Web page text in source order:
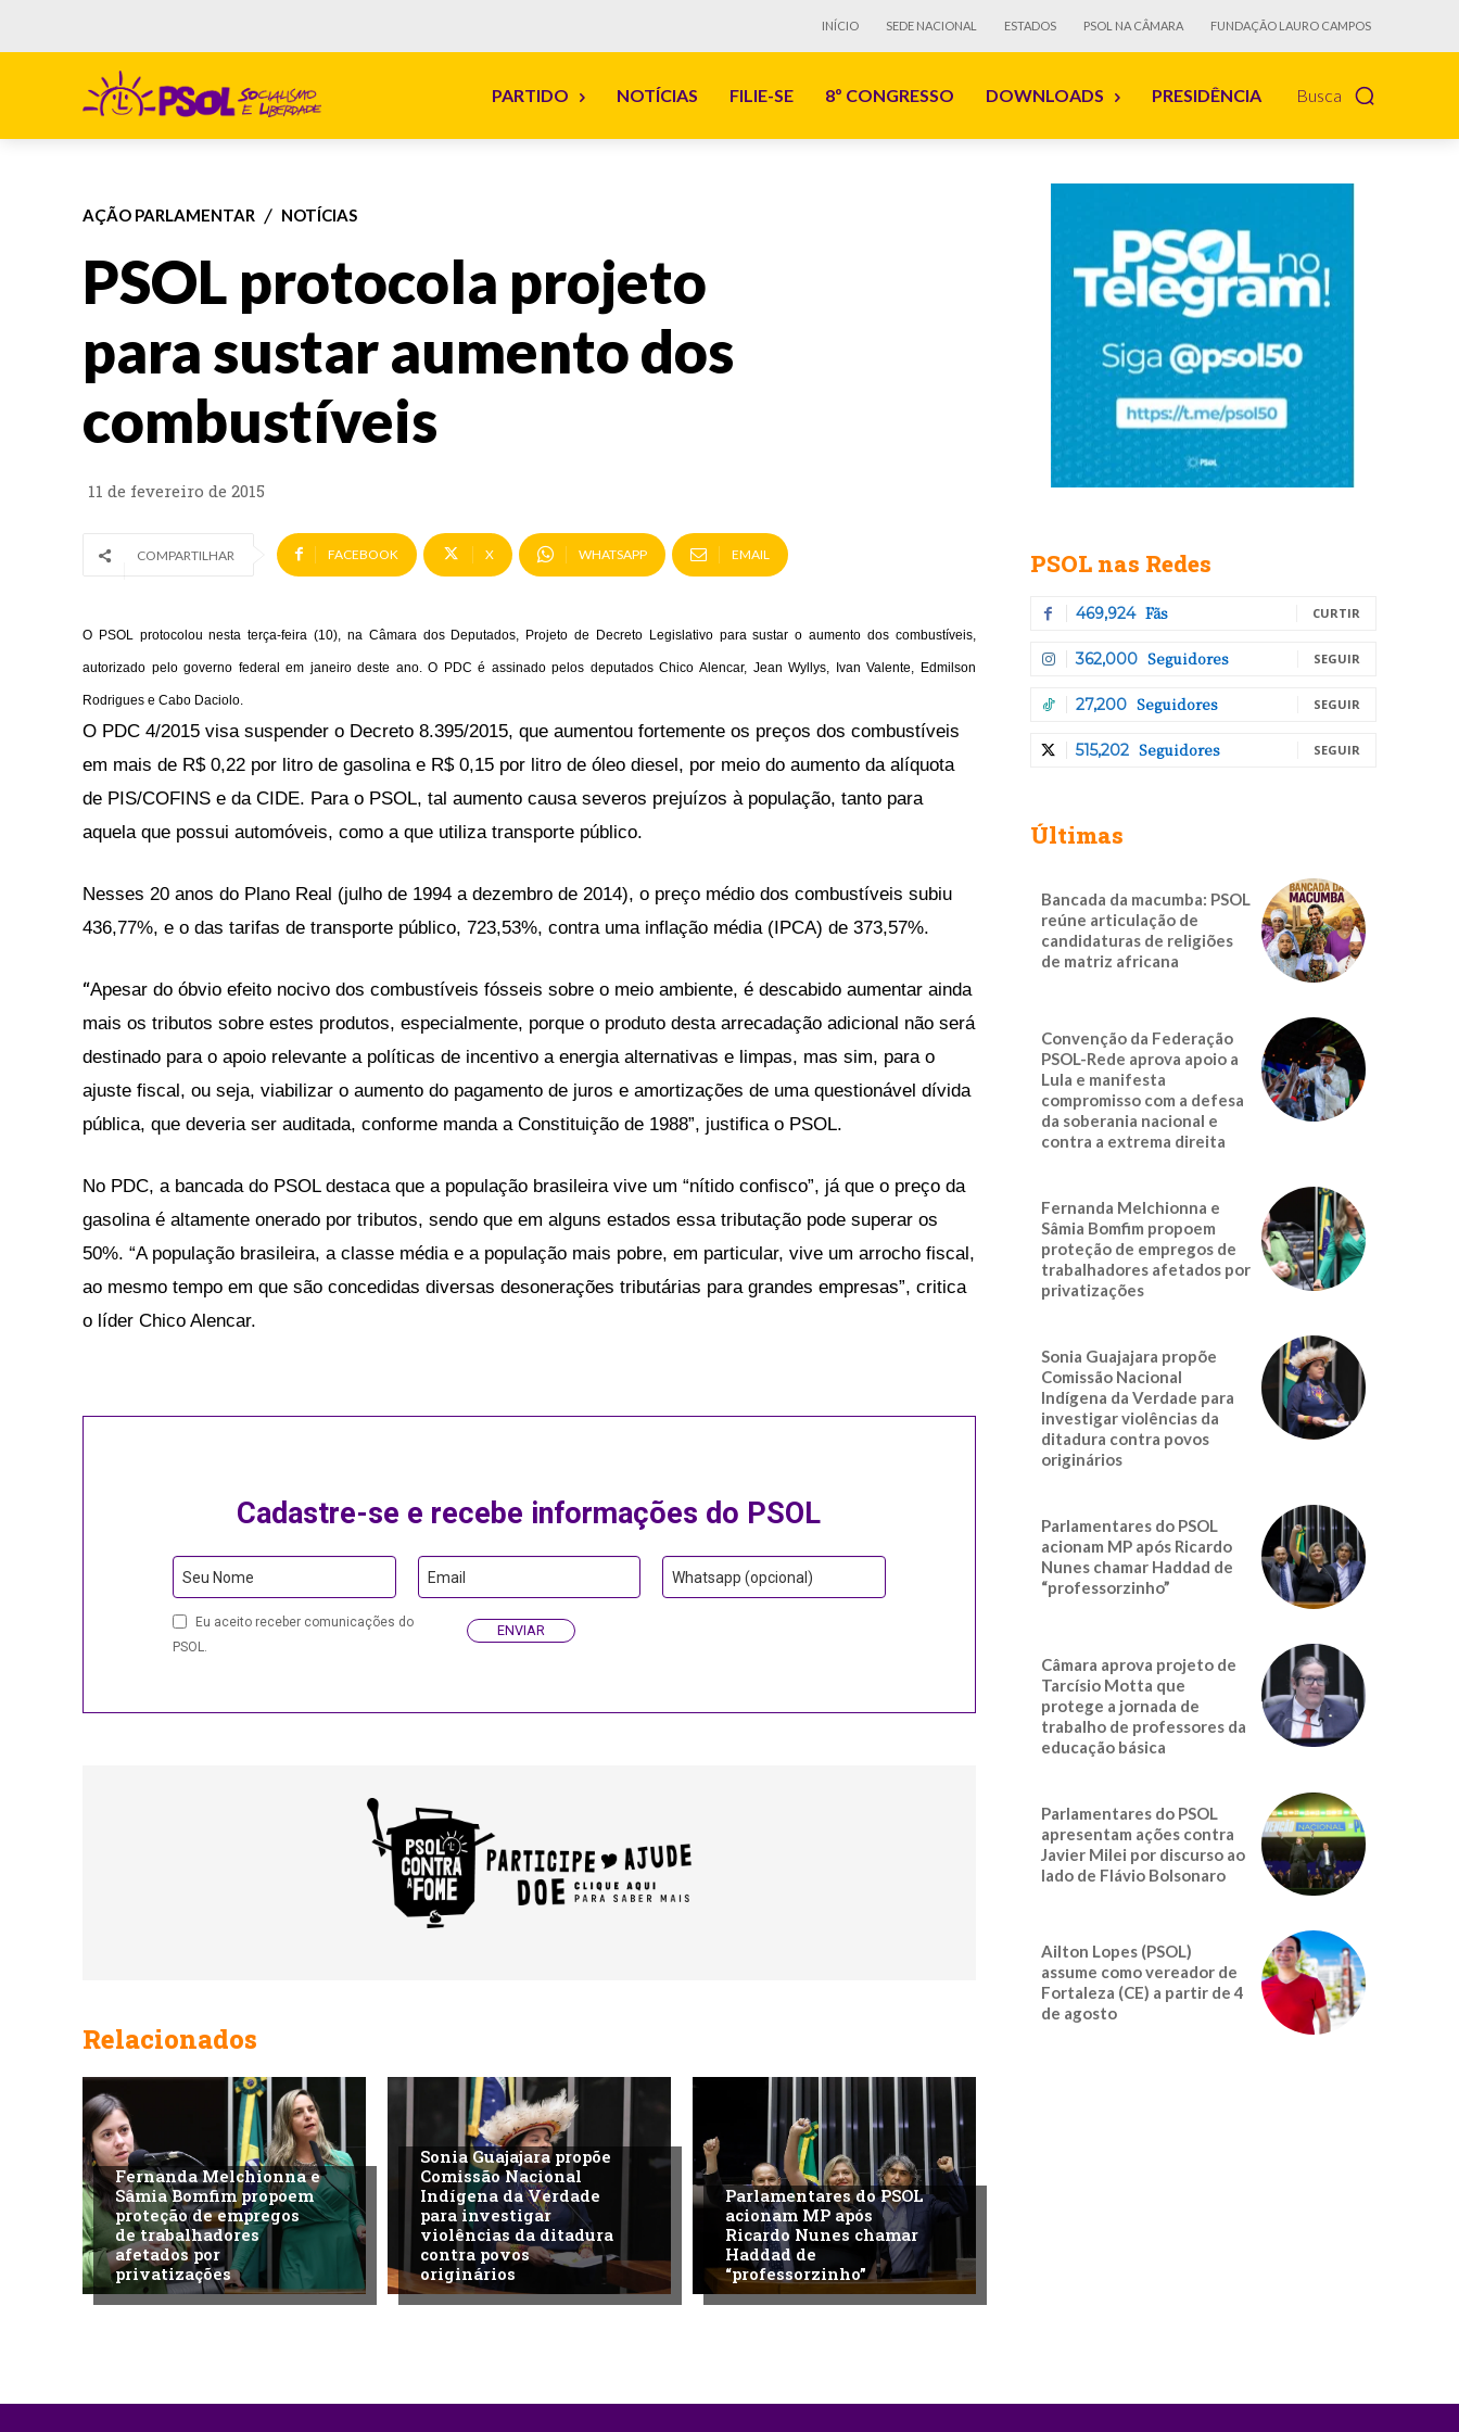
INÍCIO SEDE NACIONAL ESTADOS PSOL NA CÂMARA FUNDAÇÃO LAURO CAMPOS
Busca
PARTIDO NOTÍCIAS FILIE-SE 8º CONGRESSO DOWNLOADS PRESIDÊNCIA
AÇÃO PARLAMENTAR NOTÍCIAS
PSOL protocola projeto
para sustar aumento dos
combustíveis
11 de fevereiro de 2015
COMPARTILHAR FACEBOOK X WHATSAPP EMAIL
O PSOL protocolou nesta terça-feira (10), na Câmara dos Deputados, Projeto de Decreto Legislativo para sustar o aumento dos combustíveis,
autorizado pelo governo federal em janeiro deste ano. O PDC é assinado pelos deputados Chico Alencar, Jean Wyllys, Ivan Valente, Edmilson
Rodrigues e Cabo Daciolo.
O PDC 4/2015 visa suspender o Decreto 8.395/2015, que aumentou fortemente os preços dos combustíveis
em mais de R$ 0,22 por litro de gasolina e R$ 0,15 por litro de óleo diesel, por meio do aumento da alíquota
de PIS/COFINS e da CIDE. Para o PSOL, tal aumento causa severos prejuízos à população, tanto para
aquela que possui automóveis, como a que utiliza transporte público.
Nesses 20 anos do Plano Real (julho de 1994 a dezembro de 2014), o preço médio dos combustíveis subiu
436,77%, e o das tarifas de transporte público, 723,53%, contra uma inflação média (IPCA) de 373,57%.
“Apesar do óbvio efeito nocivo dos combustíveis fósseis sobre o meio ambiente, é descabido aumentar ainda
mais os tributos sobre estes produtos, especialmente, porque o produto desta arrecadação adicional não será
destinado para o apoio relevante a políticas de incentivo a energia alternativas e limpas, mas sim, para o
ajuste fiscal, ou seja, viabilizar o aumento do pagamento de juros e amortizações de uma questionável dívida
pública, que deveria ser auditada, conforme manda a Constituição de 1988”, justifica o PSOL.
No PDC, a bancada do PSOL destaca que a população brasileira vive um “nítido confisco”, já que o preço da
gasolina é altamente onerado por tributos, sendo que em alguns estados essa tributação pode superar os
50%. “A população brasileira, a classe média e a população mais pobre, em particular, vive um arrocho fiscal,
ao mesmo tempo em que são concedidas diversas desonerações tributárias para grandes empresas”, critica
o líder Chico Alencar.
Cadastre-se e recebe informações do PSOL
Seu Nome Email Whatsapp (opcional)
Eu aceito receber comunicações do
PSOL.
ENVIAR
Relacionados
Fernanda Melchionna e
Sâmia Bomfim propoem
proteção de empregos
de trabalhadores
afetados por
privatizações
Sonia Guajajara propõe
Comissão Nacional
Indígena da Verdade
para investigar
violências da ditadura
contra povos
originários
Parlamentares do PSOL
acionam MP após
Ricardo Nunes chamar
Haddad de
“professorzinho”
PSOL nas Redes
469,924 Fãs CURTIR
362,000 Seguidores SEGUIR
27,200 Seguidores SEGUIR
515,202 Seguidores SEGUIR
Últimas
Bancada da macumba: PSOL
reúne articulação de
candidaturas de religiões
de matriz africana
Convenção da Federação
PSOL-Rede aprova apoio a
Lula e manifesta
compromisso com a defesa
da soberania nacional e
contra a extrema direita
Fernanda Melchionna e
Sâmia Bomfim propoem
proteção de empregos de
trabalhadores afetados por
privatizações
Sonia Guajajara propõe
Comissão Nacional
Indígena da Verdade para
investigar violências da
ditadura contra povos
originários
Parlamentares do PSOL
acionam MP após Ricardo
Nunes chamar Haddad de
“professorzinho”
Câmara aprova projeto de
Tarcísio Motta que
protege a jornada de
trabalho de professores da
educação básica
Parlamentares do PSOL
apresentam ações contra
Javier Milei por discurso ao
lado de Flávio Bolsonaro
Ailton Lopes (PSOL)
assume como vereador de
Fortaleza (CE) a partir de 4
de agosto